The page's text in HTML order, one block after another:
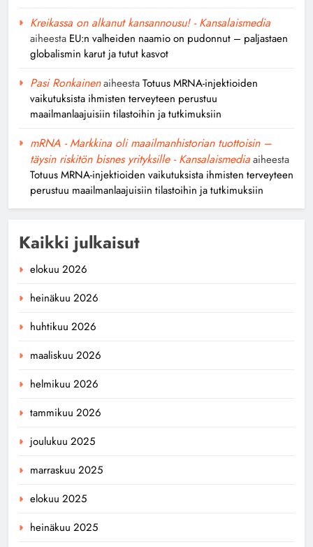
Kreikassa on alkanut kansannousu! - Kansalaismedia
aiheesta EU:n valheiden naamio on pudonnut – paljastaen
globalismin karut ja tutut kasvot
Pasi RonkainenaiheestaTotuus MRNA-injektioiden
vaikutuksista ihmisten terveyteen perustuu
maailmanlaajuisiin tilastoihin ja tutkimuksiin
mRNA - Markkina oli maailmanhistorian tuottoisin –
täysin riskitön bisnes yrityksille - Kansalaismediaaiheesta
Totuus MRNA-injektioiden vaikutuksista ihmisten terveyteen
perustuu maailmanlaajuisiin tilastoihin ja tutkimuksiin
Kaikki julkaisut
elokuu 2026
heinäkuu 2026
huhtikuu 2026
maaliskuu 2026
helmikuu 2026
tammikuu 2026
joulukuu 2025
marraskuu 2025
elokuu 2025
heinäkuu 2025